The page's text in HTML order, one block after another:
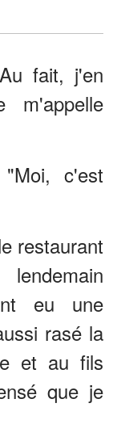
fait, j'en
m'appelle
c'est
restaurant
eu une
rasé la
et au fils
que je